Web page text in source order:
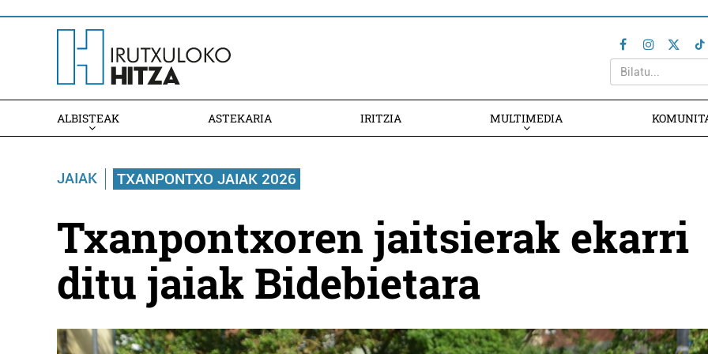
ALBISTEAK ASTEKARIA IRITZIA MULTIMEDIA
JAIAK TXANPONTXO JAIAK 2026
Txanpontxoren jaitsierak ekarri
ditu jaiak Bidebietara